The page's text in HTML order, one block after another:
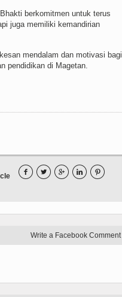
berkomitmen untuk terus
juga memiliki kemandirian
mendalam dan motivasi bagi
pendidikan di Magetan.
    
Write a Facebook Comment